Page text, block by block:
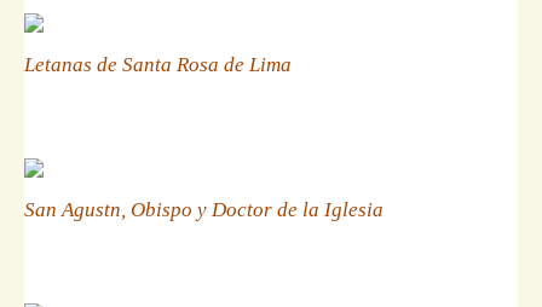
Letanas de Santa Rosa de Lima
San Agustn, Obispo y Doctor de la Iglesia